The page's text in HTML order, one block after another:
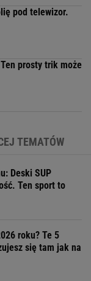
pod telewizor.
prosty trik może
TEMATÓW
Deski SUP
Ten sport to
roku? Te 5
się tam jak na